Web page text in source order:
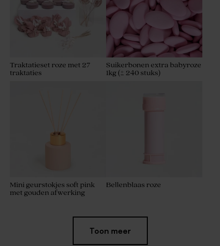
Traktatieset roze met 27
traktaties
Suikerbonen extra babyroze
1kg (± 240 stuks)
Mini geurstokjes soft pink
met gouden afwerking
Bellenblaas roze
Toon meer